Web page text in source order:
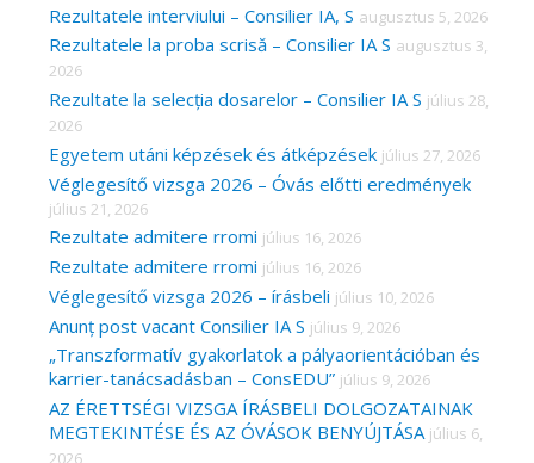
c
h
f
o
r
:
Rezultatele interviului – Consilier IA, S augusztus 5, 2026
Rezultatele la proba scrisă – Consilier IA S augusztus 3,
2026
Rezultate la selecția dosarelor – Consilier IA S július 28,
2026
Egyetem utáni képzések és átképzések július 27, 2026
Véglegesítő vizsga 2026 – Óvás előtti eredmények
július 21, 2026
Rezultate admitere rromi július 16, 2026
Rezultate admitere rromi július 16, 2026
Véglegesítő vizsga 2026 – írásbeli július 10, 2026
Anunț post vacant Consilier IA S július 9, 2026
„Transzformatív gyakorlatok a pályaorientációban és
karrier-tanácsadásban – ConsEDU” július 9, 2026
AZ ÉRETTSÉGI VIZSGA ÍRÁSBELI DOLGOZATAINAK
MEGTEKINTÉSE ÉS AZ ÓVÁSOK BENYÚJTÁSA július 6,
2026